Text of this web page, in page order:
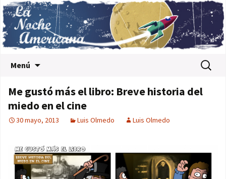
Menú Buscar:
Me gustó más el libro: Breve historia del
miedo en el cine
30 mayo, 2013 Luis Olmedo Luis Olmedo